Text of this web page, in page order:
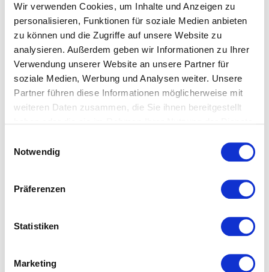
Wir verwenden Cookies, um Inhalte und Anzeigen zu
personalisieren, Funktionen für soziale Medien anbieten
zu können und die Zugriffe auf unsere Website zu
analysieren. Außerdem geben wir Informationen zu Ihrer
Verwendung unserer Website an unsere Partner für
soziale Medien, Werbung und Analysen weiter. Unsere
Partner führen diese Informationen möglicherweise mit
weiteren Daten zusammen, die Sie ihnen bereitgestellt
Notwendig
Präferenzen
Statistiken
Marketing
wodurch der Stoff an Festigkeit gewinnt und
aufnahmefähiger für Farbstoffe wird. Spannbettlaken und
Bettwäsche aus merzerisierter Baumwolle bestechen
besonders durch ihren tollen Glanz.
Größenhinweise Comfort-Laken:
Spannbettlaken mit 4% Elasthan 100x200: auch passend
1000, 2610, 8099, 2349, 4580, 4033, 9050, 8031, 978,
Spannbettlaken mit 4% Elasthan 150x200: auch passend
für 140/160x200/220 Spannbettlaken mit 4% Elasthan
Spannbettlaken mit 4% Elasthan 200x200: auch passend